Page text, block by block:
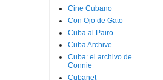
Cine Cubano
Con Ojo de Gato
Cuba al Pairo
Cuba Archive
Cuba: el archivo de
Connie
Cubanet